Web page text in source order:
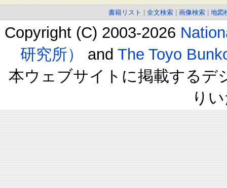
書籍リスト 全文検索 画像検索 地図
Copyright (C) 2003-2026
研究所）
and The Toyo
本ウェブサイトに掲載するデ
り